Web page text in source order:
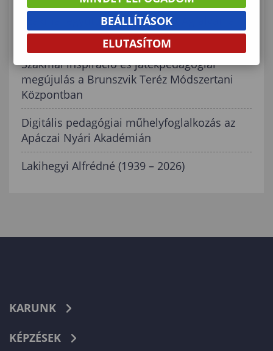
Szakmai együttműködés indult Ágfalván a
BOUNCE BACK projekt keretében
Szakmai inspiráció és játékpedagógiai
megújulás a Brunszvik Teréz Módszertani
Központban
Digitális pedagógiai műhelyfoglalkozás az
Apáczai Nyári Akadémián
Lakihegyi Alfrédné (1939 – 2026)
KARUNK
KÉPZÉSEK
BEÁLLÍTÁSOK
ELUTASÍTOM